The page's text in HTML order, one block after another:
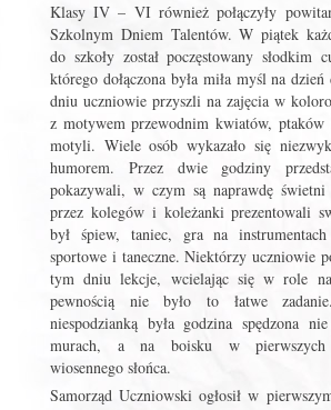
Klasy IV – VI również połączyły
Szkolnym Dniem Talentów. W piątek
do szkoły został poczęstowany słodkim
którego dołączona była miła myśl na
dniu uczniowie przyszli na zajęcia w
z motywem przewodnim kwiatów,
motyli. Wiele osób wykazało się
humorem. Przez dwie godziny
pokazywali, w czym są naprawdę
przez kolegów i koleżanki prezentowali
był śpiew, taniec, gra na
sportowe i taneczne. Niektórzy uczniowie
tym dniu lekcje, wcielając się w role
pewnością nie było to łatwe
niespodzianką była godzina spędzona
murach, a na boisku w pierwszych
wiosennego słońca.
Samorząd Uczniowski ogłosił w